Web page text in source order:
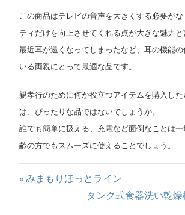
この商品はテレビの音声を大きくする必要が
ティだけを向上させてくれる点が大きな魅力と
最近耳が遠くなってしまったなど、耳の機能
いる両親にとって最適な品です。
親孝行のために何か役立つアイテムを購入し
は、ぴったりな品ではないでしょうか。
誰でも簡単に扱える、充電など面倒なことは
齢の方でもスムーズに使えることでしょう。
投
前
みまもりほっとライン
次
タンク式食器洗い乾燥